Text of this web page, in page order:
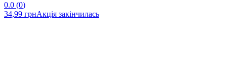
0.0 (0)
34,99 грнАкція закінчилась